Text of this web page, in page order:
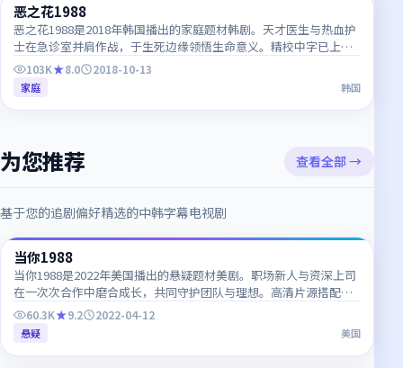
KR
恶之花1988
恶之花1988是2018年韩国播出的家庭题材韩剧。天才医生与热血护
士在急诊室并肩作战，于生死边缘领悟生命意义。精校中字已上
线，韩语对白细节一网打尽，推荐收藏追更。
103K 8.0 2018-10-13
家庭 韩国
为您推荐 查看全部 →
基于您的追剧偏好精选的中韩字幕电视剧
CN
当你1988
当你1988是2022年美国播出的悬疑题材美剧。职场新人与资深上司
在一次次合作中磨合成长，共同守护团队与理想。高清片源搭配双
语字幕，追剧体验清晰流畅。
60.3K 9.2 2022-04-12
悬疑 美国